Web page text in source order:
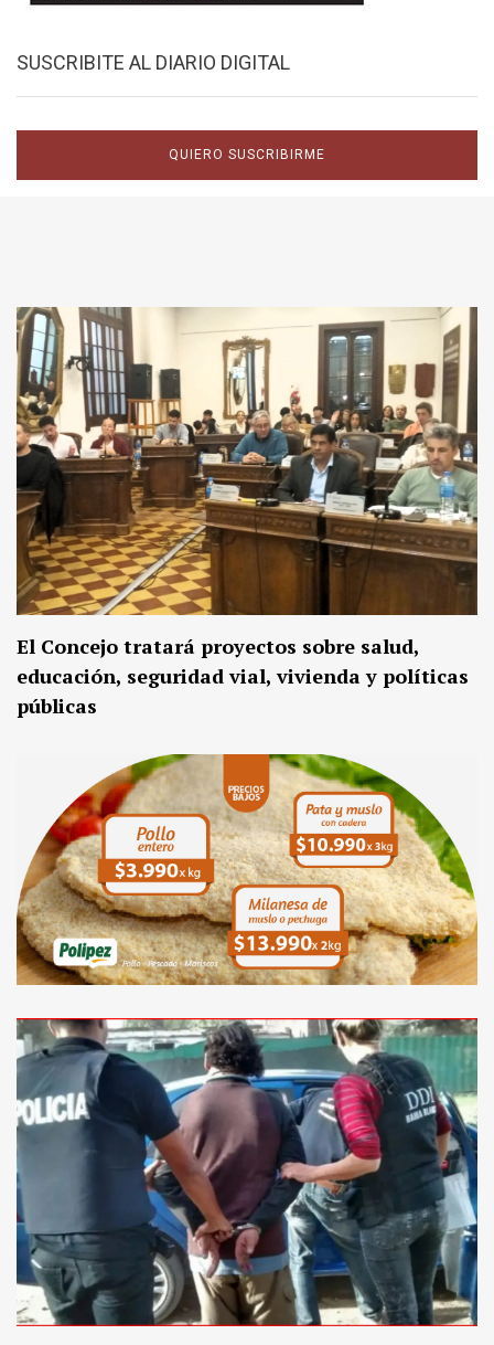
SUSCRIBITE AL DIARIO DIGITAL
QUIERO SUSCRIBIRME
El Concejo tratará proyectos sobre salud,
educación, seguridad vial, vivienda y políticas
públicas